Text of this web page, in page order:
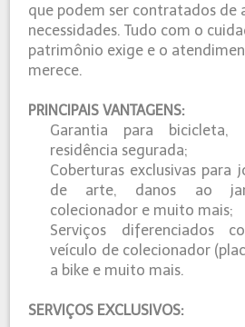
que podem ser contratados de
necessidades. Tudo com o
patrimônio exige e o
merece.
PRINCIPAIS VANTAGENS:
Garantia para
residência segurada;
Coberturas exclusivas para
de arte, danos ao
colecionador e muito mais;
Serviços diferenciados
veículo de colecionador
a bike e muito mais.
SERVIÇOS EXCLUSIVOS: